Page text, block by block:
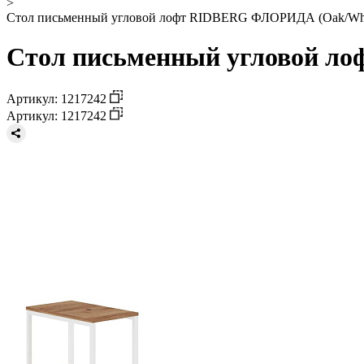
>
Стол письменный угловой лофт RIDBERG ФЛОРИДА (Oak/
Стол письменный угловой
Артикул: 1217242
Артикул: 1217242